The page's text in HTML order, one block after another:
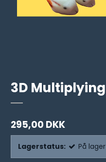
3D
295,00 DKK
Lagerstatus: På lager